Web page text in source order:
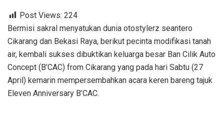
Post Views: 224
Bermisi sakral menyatukan dunia otostylerz seantero
Cikarang dan Bekasi Raya, berikut pecinta modifikasi tanah
air, kembali sukses dibuktikan keluarga besar Ban Cilik Auto
Concept (B’CAC) from Cikarang yang pada hari Sabtu (27
April) kemarin mempersembahkan acara keren bareng tajuk
Eleven Anniversary B’CAC.